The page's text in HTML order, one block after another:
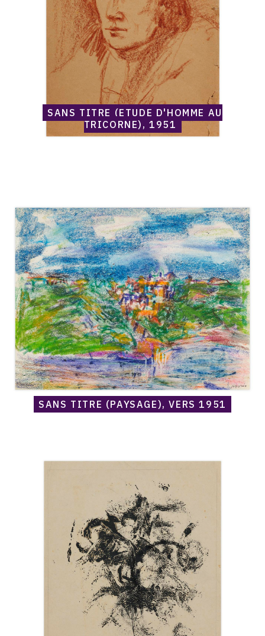
SANS TITRE (ETUDE D'HOMME AU
TRICORNE), 1951
Norris
Embry,
Sans
titre
(Paysage),
vers
1951
SANS TITRE (PAYSAGE), VERS 1951
(Composition),